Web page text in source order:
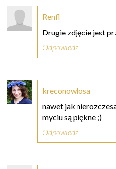
Renfl
Drugie zdjęcie jest
Odpowiedz
kreconowlosa
nawet jak
myciu są piękne ;)
Odpowiedz